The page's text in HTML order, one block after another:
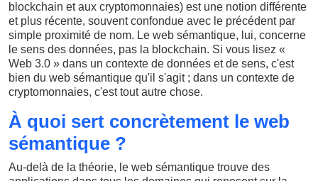
blockchain et aux cryptomonnaies) est une notion différente
et plus récente, souvent confondue avec le précédent par
simple proximité de nom. Le web sémantique, lui, concerne
le sens des données, pas la blockchain. Si vous lisez «
Web 3.0 » dans un contexte de données et de sens, c'est
bien du web sémantique qu'il s'agit ; dans un contexte de
cryptomonnaies, c'est tout autre chose.
À quoi sert concrètement le web
sémantique ?
Au-delà de la théorie, le web sémantique trouve des